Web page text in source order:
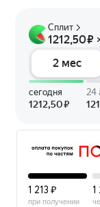
1 213 ₽
при получении
1